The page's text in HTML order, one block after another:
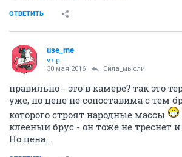
ОТВЕТИТЬ
use_me
v.i.p.
30 мая 2016 Сила_мысли
правильно - это в камере? так это
уже, по цене не сопоставима с тем
которого строят народные массы
клееный брус - он тоже не треснет и
Но цена...